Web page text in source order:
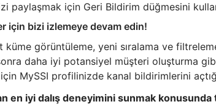
paylaşmak için Geri Bildirim düğmesini
için bizi izlemeye devam edin!
küme görüntüleme, yeni sıralama ve
daha iyi potansiyel müşteri oluşturma
MySSI profilinizde kanal bildirimlerini
en iyi dalış deneyimini sunmak